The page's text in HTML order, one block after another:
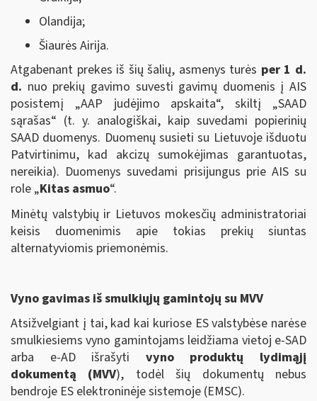
Olandija;
Šiaurės Airija.
Atgabenant prekes iš šių šalių, asmenys turės per 1 d.
d. nuo prekių gavimo suvesti gavimų duomenis į AIS
posistemį „AAP judėjimo apskaita“, skiltį „SAAD
sąrašas“ (t. y. analogiškai, kaip suvedami popierinių
SAAD duomenys. Duomenų susieti su Lietuvoje išduotu
Patvirtinimu, kad akcizų sumokėjimas garantuotas,
nereikia). Duomenys suvedami prisijungus prie AIS su
role „Kitas asmuo“.
Minėtų valstybių ir Lietuvos mokesčių administratoriai
keisis duomenimis apie tokias prekių siuntas
alternatyviomis priemonėmis.
Vyno gavimas iš smulkiųjų gamintojų su MVV
Atsižvelgiant į tai, kad kai kuriose ES valstybėse narėse
smulkiesiems vyno gamintojams leidžiama vietoj e-SAD
arba e-AD išrašyti vyno produktų lydimąjį
dokumentą (MVV), todėl šių dokumentų nebus
bendroje ES elektroninėje sistemoje (EMSC).